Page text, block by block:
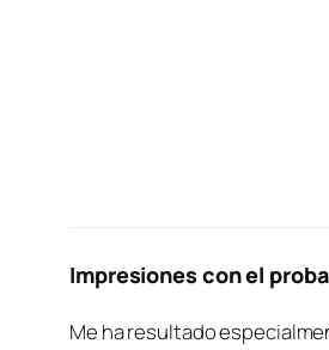
Impresiones con el
Me ha resultado